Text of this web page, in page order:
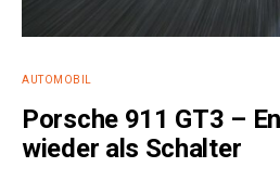
AUTOMOBIL
Porsche 911 GT3 –
wieder als Schalter